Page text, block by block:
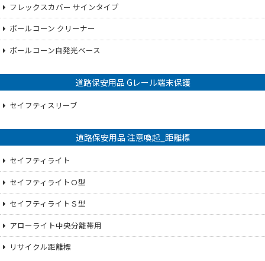
フレックスカバー サインタイプ
ポールコーン クリーナー
ポールコーン自発光ベース
道路保安用品 Gレール端末保護
セイフティスリーブ
道路保安用品 注意喚起_距離標
セイフティライト
セイフティライトＯ型
セイフティライトＳ型
アローライト中央分離帯用
リサイクル距離標